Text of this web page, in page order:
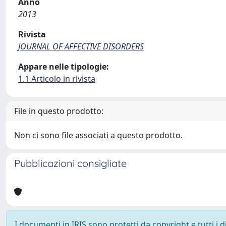
2013
Rivista
JOURNAL OF AFFECTIVE DISORDERS
Appare nelle tipologie:
1.1 Articolo in rivista
File in questo prodotto:
Non ci sono file associati a questo prodotto.
Pubblicazioni consigliate